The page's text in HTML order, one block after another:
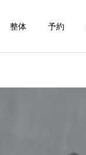
整体 予約